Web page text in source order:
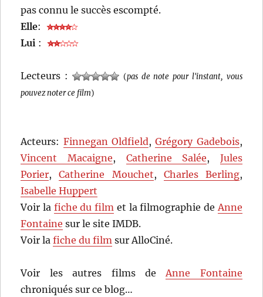
pas connu le succès escompté.
Elle:
Lui :
Lecteurs : (pas de note pour l'instant, vous
pouvez noter ce film)
Acteurs: Finnegan Oldfield,Grégory Gadebois,
Vincent Macaigne, Catherine Salée, Jules
Porier,Catherine Mouchet, Charles Berling,
Isabelle Huppert
Voir la fiche du film et la filmographie de Anne
Fontaine sur le site IMDB.
Voir lafiche du film sur AlloCiné.
Voir les autres films de Anne Fontaine
chroniqués sur ce blog…